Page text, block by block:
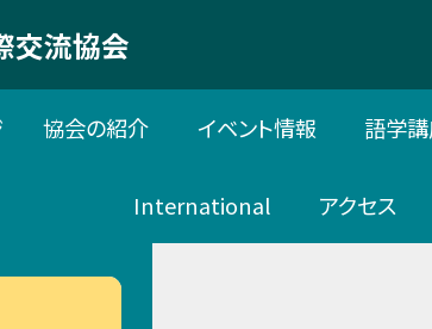
交流協会
協会の紹介 イベント情報 語学
International アクセス